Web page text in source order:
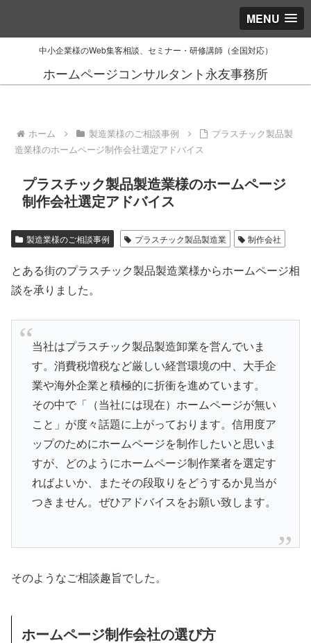
MENU
中小企業様のWeb集客相談、セミナー・研修講師（全国対応）
ホームページコンサルタント永友事務所
ホーム 製造業様のご相談事例
プラスチック製品製
造業様のホームページ制作会社選定アドバイス
プラスチック製品製造業様のホームページ
制作会社選定アドバイス
製造業様のご相談事例 プラスチック製品製造業 制作会社
とある街のプラスチック製品製造業様からホームページ相
談を承りました。
当社はプラスチック製品製造卸業を営んでいま
す。消費税増税など厳しい経営環境の中、大手企
業や海外企業と積極的に折衝を進めています。
その中で「（当社には現在）ホームページが無い
こと」が度々話題に上がっております。信用度ア
ップのためにホームページを制作したいと思いま
すが、どのようにホームページ制作業者を選定す
ればよいか、またその段取りをどうするか見当が
つきません。ぜひアドバイスをお願い致します。
そのようなご相談趣旨でした。
ホームページ制作会社の選び方